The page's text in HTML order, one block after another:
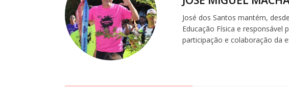
José dos Santos mantém,
Educação Física e
participação e colaboração da